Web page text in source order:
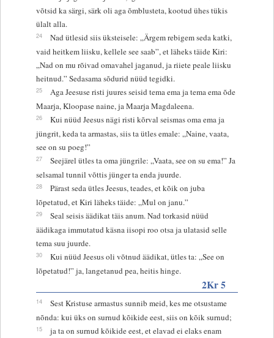
võtsid ka särgi, särk oli aga õmblusteta, kootud ühes tükis
ülalt alla.
24
Nad ütlesid siis üksteisele: „Ärgem rebigem seda katki,
vaid heitkem liisku, kellele see saab”, et läheks täide Kiri:
„Nad on mu rõivad omavahel jaganud, ja riiete peale liisku
heitnud.” Sedasama sõdurid nüüd tegidki.
25
Aga Jeesuse risti juures seisid tema ema ja tema ema õde
Maarja, Kloopase naine, ja Maarja Magdaleena.
26
Kui nüüd Jeesus nägi risti kõrval seismas oma ema ja
jüngrit, keda ta armastas, siis ta ütles emale: „Naine, vaata,
see on su poeg!”
27
Seejärel ütles ta oma jüngrile: „Vaata, see on su ema!” Ja
selsamal tunnil võttis jünger ta enda juurde.
28
Pärast seda ütles Jeesus, teades, et kõik on juba
lõpetatud, et Kiri läheks täide: „Mul on janu.”
29
Seal seisis äädikat täis anum. Nad torkasid nüüd
äädikaga immutatud käsna iisopi roo otsa ja ulatasid selle
tema suu juurde.
30
Kui nüüd Jeesus oli võtnud äädikat, ütles ta: „See on
lõpetatud!” ja, langetanud pea, heitis hinge.
2Kr 5
14
Sest Kristuse armastus sunnib meid, kes me otsustame
nõnda: kui üks on surnud kõikide eest, siis on kõik surnud;
15
ja ta on surnud kõikide eest, et elavad ei elaks enam